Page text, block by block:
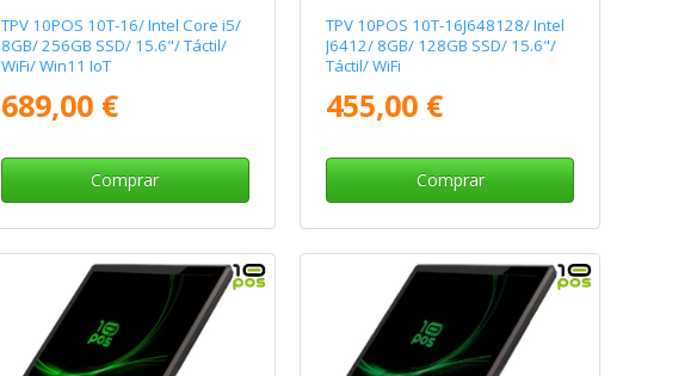
TPV 10POS 10T-16/ Intel Core i5/
8GB/ 256GB SSD/ 15.6"/ Táctil/
WiFi/ Win11 IoT
689,00 €
Comprar
TPV 10POS 10T-16J648128/ Intel
J6412/ 8GB/ 128GB SSD/ 15.6"/
Táctil/ WiFi
455,00 €
Comprar